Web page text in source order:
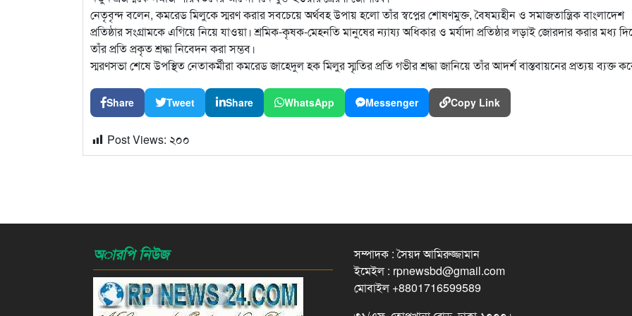
নেতৃবৃন্দ বলেন, কমরেড মিলুকে স্মরণ করার সবচেয়ে অর্থবহ উপায় হলো তাঁর স্বপ্নের শোষণমুক্ত, বৈষম্যহীন ও সমাজতান্ত্রিক বাংলাদেশ
প্রতিষ্ঠার সংগ্রামকে এগিয়ে নিয়ে যাওয়া। শ্রমিক-কৃষক-মেহনতি মানুষের ন্যায্য অধিকার ও মর্যাদা প্রতিষ্ঠার লড়াই জোরদার করার মধ্য
তাঁর প্রতি প্রকৃত শ্রদ্ধা নিবেদন করা সম্ভব।
স্মরণসভা শেষে উপস্থিত নেতাকর্মীরা কমরেড জাহেদুল হক মিলুর স্মৃতির প্রতি গভীর শ্রদ্ধা জানিয়ে তাঁর আদর্শ বাস্তবায়নের প্রত্যয় ব্যক্ত
Share Tweet Share WhatsApp Messenger Copy Link
Post Views: ২০০
অারপি নিউজ
সম্পাদক : সৈয়দ আমিরুজ্জামান
ইমেইল : rpnewsbd@gmail.com
মোবাইল +8801716599589